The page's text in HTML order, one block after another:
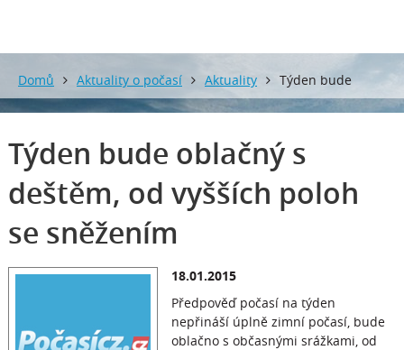
Domů Aktuality o počasí Aktuality Týden bude
oblačný s deštěm, od vyšších poloh se sněžením
Týden bude oblačný s
deštěm, od vyšších poloh
se sněžením
18.01.2015
Předpověď počasí na týden
nepřináší úplně zimní počasí, bude
oblačno s občasnými srážkami, od